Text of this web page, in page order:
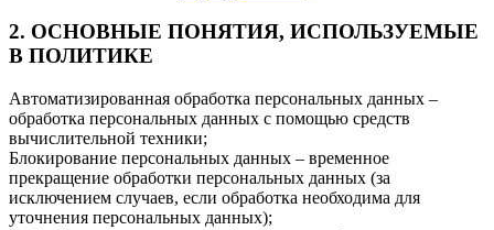
2. ОСНОВНЫЕ ПОНЯТИЯ, ИСПОЛЬЗУЕМЫЕ
В ПОЛИТИКЕ
Автоматизированная обработка персональных данных –
обработка персональных данных с помощью средств
вычислительной техники;
Блокирование персональных данных – временное
прекращение обработки персональных данных (за
исключением случаев, если обработка необходима для
уточнения персональных данных);